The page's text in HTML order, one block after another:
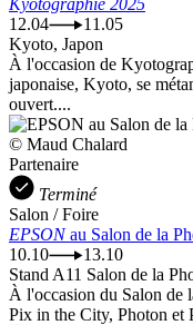
12.04
11.05
Kyoto, Japon
À l'occasion de
japonaise, Kyoto, se
ouvert....
© Maud Chalard
Partenaire
Terminé
Salon / Foire
EPSONau Salon de la
10.10
13.10
Stand A11 Salon de la
À l'occasion du Salon de
Pix in the City, Photon et